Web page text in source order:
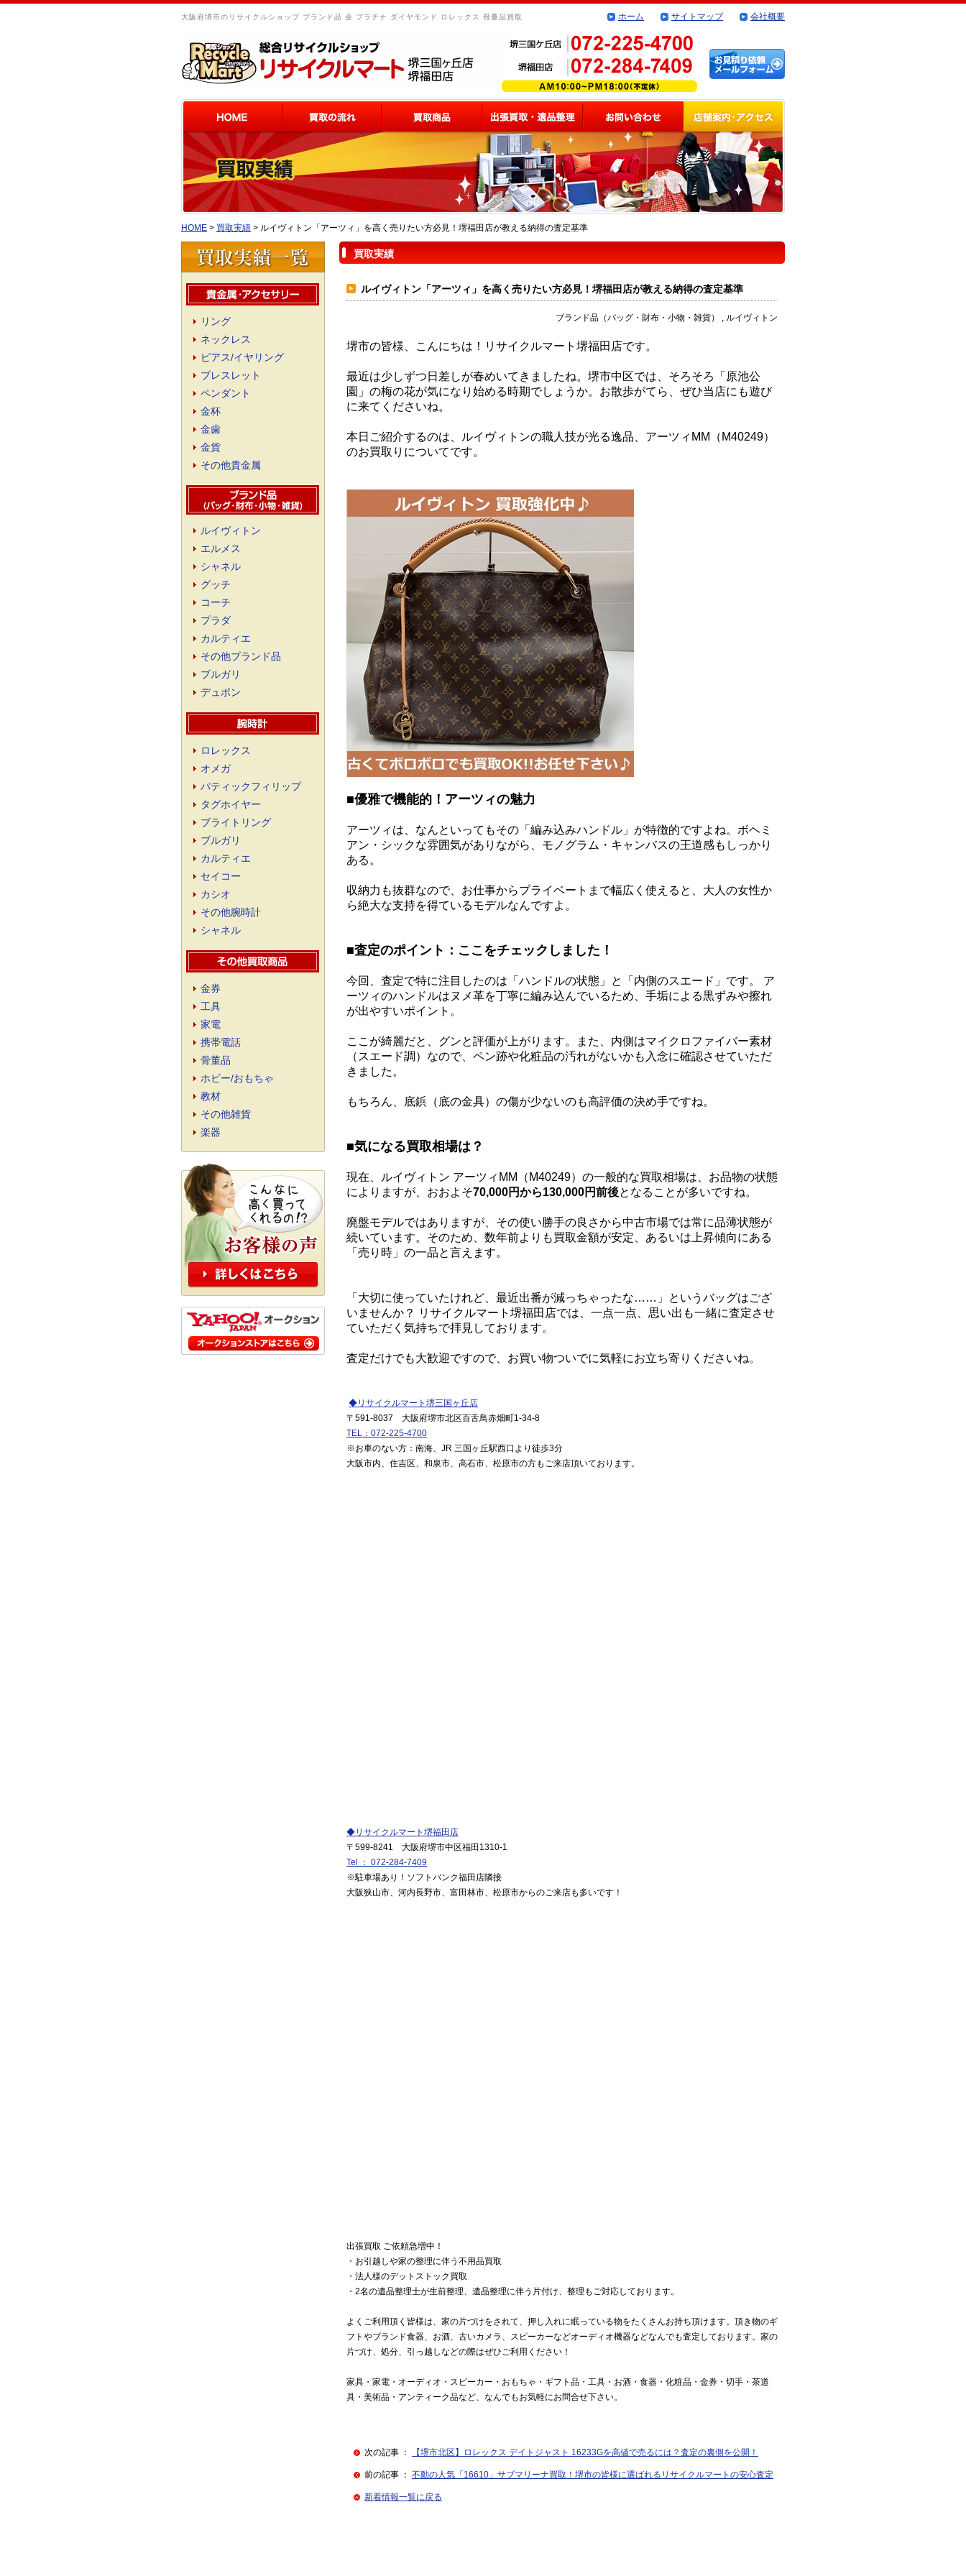
大阪府堺市のリサイクルショップ ブランド品 金 プラチナ ダイヤモンド ロレックス 骨董品買取 ホーム サイトマップ 会社概要
HOME > 買取実績 > ルイヴィトン「アーツィ」を高く売りたい方必見！堺福田店が教える納得の査定基準
買取実績
ルイヴィトン「アーツィ」を高く売りたい方必見！堺福田店が教える納得の査定基準
ブランド品（バッグ・財布・小物・雑貨） , ルイヴィトン
堺市の皆様、こんにちは！リサイクルマート堺福田店です。
最近は少しずつ日差しが春めいてきましたね。堺市中区では、そろそろ「原池公
園」の梅の花が気になり始める時期でしょうか。お散歩がてら、ぜひ当店にも遊び
に来てくださいね。
本日ご紹介するのは、ルイヴィトンの職人技が光る逸品、アーツィMM（M40249）
のお買取りについてです。
■優雅で機能的！アーツィの魅力
アーツィは、なんといってもその「編み込みハンドル」が特徴的ですよね。ボヘミ
アン・シックな雰囲気がありながら、モノグラム・キャンバスの王道感もしっかり
ある。
収納力も抜群なので、お仕事からプライベートまで幅広く使えると、大人の女性か
ら絶大な支持を得ているモデルなんですよ。
■査定のポイント：ここをチェックしました！
今回、査定で特に注目したのは「ハンドルの状態」と「内側のスエード」です。 ア
ーツィのハンドルはヌメ革を丁寧に編み込んでいるため、手垢による黒ずみや擦れ
が出やすいポイント。
ここが綺麗だと、グンと評価が上がります。また、内側はマイクロファイバー素材
（スエード調）なので、ペン跡や化粧品の汚れがないかも入念に確認させていただ
きました。
もちろん、底鋲（底の金具）の傷が少ないのも高評価の決め手ですね。
■気になる買取相場は？
現在、ルイヴィトン アーツィMM（M40249）の一般的な買取相場は、お品物の状態
によりますが、おおよそ70,000円から130,000円前後となることが多いですね。
廃盤モデルではありますが、その使い勝手の良さから中古市場では常に品薄状態が
続いています。そのため、数年前よりも買取金額が安定、あるいは上昇傾向にある
「売り時」の一品と言えます。
「大切に使っていたけれど、最近出番が減っちゃったな……」というバッグはござ
いませんか？ リサイクルマート堺福田店では、一点一点、思い出も一緒に査定させ
ていただく気持ちで拝見しております。
査定だけでも大歓迎ですので、お買い物ついでに気軽にお立ち寄りくださいね。
◆リサイクルマート堺三国ヶ丘店
〒591-8037 大阪府堺市北区百舌鳥赤畑町1-34-8
TEL：072-225-4700
※お車のない方：南海、JR 三国ヶ丘駅西口より徒歩3分
大阪市内、住吉区、和泉市、高石市、松原市の方もご来店頂いております。
◆リサイクルマート堺福田店
〒599-8241 大阪府堺市中区福田1310-1
Tel ： 072-284-7409
※駐車場あり！ソフトバンク福田店隣接
大阪狭山市、河内長野市、富田林市、松原市からのご来店も多いです！
出張買取 ご依頼急増中！
・お引越しや家の整理に伴う不用品買取
・法人様のデットストック買取
・2名の遺品整理士が生前整理、遺品整理に伴う片付け、整理もご対応しております。
よくご利用頂く皆様は、家の片づけをされて、押し入れに眠っている物をたくさんお持ち頂けます。頂き物のギ
フトやブランド食器、お酒、古いカメラ、スピーカーなどオーディオ機器などなんでも査定しております。家の
片づけ、処分、引っ越しなどの際はぜひご利用ください！
家具・家電・オーディオ・スピーカー・おもちゃ・ギフト品・工具・お酒・食器・化粧品・金券・切手・茶道
具・美術品・アンティーク品など、なんでもお気軽にお問合せ下さい。
次の記事 ： 【堺市北区】ロレックス デイトジャスト 16233Gを高値で売るには？査定の裏側を公開！
前の記事 ： 不動の人気「16610」サブマリーナ買取！堺市の皆様に選ばれるリサイクルマートの安心査定
新着情報一覧に戻る
リング
ネックレス
ピアス/イヤリング
ブレスレット
ペンダント
金杯
金歯
金貨
その他貴金属
ルイヴィトン
エルメス
シャネル
グッチ
コーチ
プラダ
カルティエ
その他ブランド品
ブルガリ
デュポン
ロレックス
オメガ
パティックフィリップ
タグホイヤー
ブライトリング
ブルガリ
カルティエ
セイコー
カシオ
その他腕時計
シャネル
金券
工具
家電
携帯電話
骨董品
ホビー/おもちゃ
教材
その他雑貨
楽器